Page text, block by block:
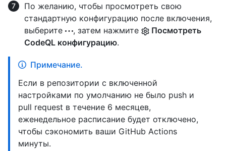
По желанию, чтобы просмотреть свою
стандартную конфигурацию после включения,
выберите
, затем нажмите
Посмотреть
CodeQL конфигурацию.
Примечание.
Если в репозитории с включенной
настройками по умолчанию не было push и
pull request в течение 6 месяцев,
еженедельное расписание будет отключено,
чтобы сэкономить ваши GitHub Actions
минуты.